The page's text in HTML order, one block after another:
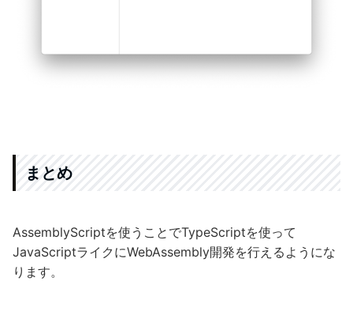
まとめ
AssemblyScriptを使うことでTypeScriptを使って
JavaScriptライクにWebAssembly開発を行えるようにな
ります。